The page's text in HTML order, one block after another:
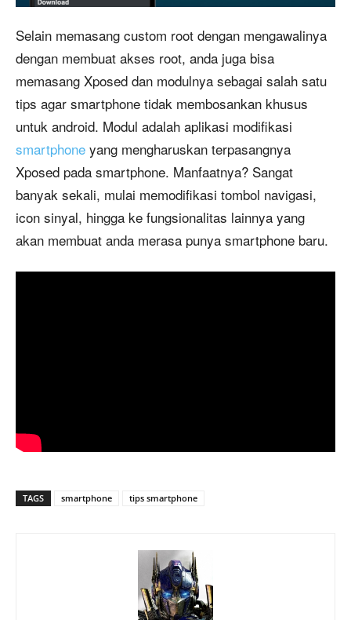
Selain memasang custom root dengan mengawalinya
dengan membuat akses root, anda juga bisa
memasang Xposed dan modulnya sebagai salah satu
tips agar smartphone tidak membosankan khusus
untuk android. Modul adalah aplikasi modifikasi
smartphone yang mengharuskan terpasangnya
Xposed pada smartphone. Manfaatnya? Sangat
banyak sekali, mulai memodifikasi tombol navigasi,
icon sinyal, hingga ke fungsionalitas lainnya yang
akan membuat anda merasa punya smartphone baru.
TAGS smartphone tips smartphone